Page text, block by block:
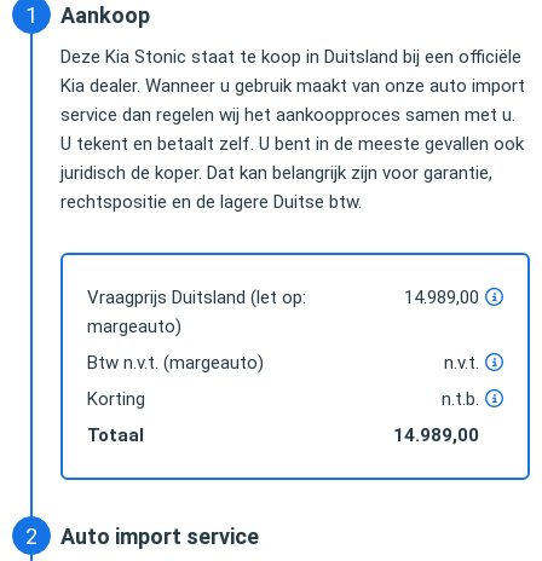
Aankoop
Deze Kia Stonic staat te koop in Duitsland bij een officiële
Kia dealer. Wanneer u gebruik maakt van onze auto import
service dan regelen wij het aankoopproces samen met u.
U tekent en betaalt zelf. U bent in de meeste gevallen ook
juridisch de koper. Dat kan belangrijk zijn voor garantie,
rechtspositie en de lagere Duitse btw.
Vraagprijs Duitsland (let op:
margeauto)
14.989,00
Btw n.v.t. (margeauto)
n.v.t.
Korting
n.t.b.
Totaal
14.989,00
Auto import service